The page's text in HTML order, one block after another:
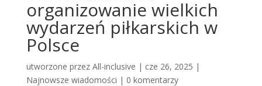
organizowanie wielkich
wydarzeń piłkarskich w
Polsce
utworzone przez All-inclusive | cze 26, 2025 |
Najnowsze wiadomości | 0 komentarzy